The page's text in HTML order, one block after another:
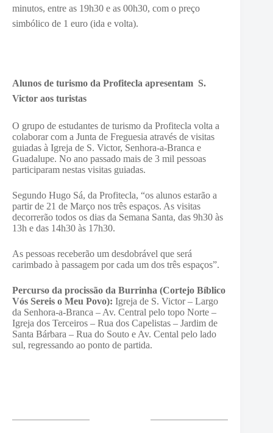
minutos, entre as 19h30 e as 00h30, com o preço
simbólico de 1 euro (ida e volta).
Alunos de turismo da Profitecla apresentam S.
Victor aos turistas
O grupo de estudantes de turismo da Profitecla volta a
colaborar com a Junta de Freguesia através de visitas
guiadas à Igreja de S. Victor, Senhora-a-Branca e
Guadalupe. No ano passado mais de 3 mil pessoas
participaram nestas visitas guiadas.
Segundo Hugo Sá, da Profitecla, “os alunos estarão a
partir de 21 de Março nos três espaços. As visitas
decorrerão todos os dias da Semana Santa, das 9h30 às
13h e das 14h30 às 17h30.
As pessoas receberão um desdobrável que será
carimbado à passagem por cada um dos três espaços”.
Percurso da procissão da Burrinha (Cortejo Bíblico
Vós Sereis o Meu Povo): Igreja de S. Victor – Largo
da Senhora-a-Branca – Av. Central pelo topo Norte –
Igreja dos Terceiros – Rua dos Capelistas – Jardim de
Santa Bárbara – Rua do Souto e Av. Cental pelo lado
sul, regressando ao ponto de partida.